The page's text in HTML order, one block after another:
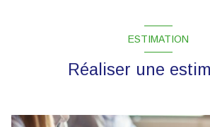
ESTIMATION
Réaliser une